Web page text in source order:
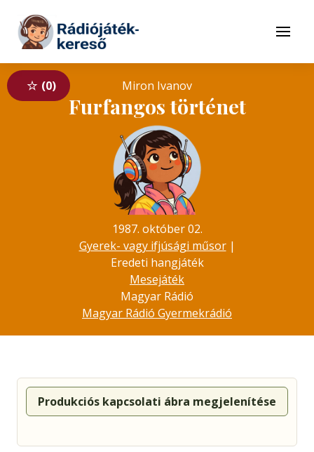
Tovább a tartalomhoz
Menü
0 Miron Ivanov
Furfangos történet
1987. október 02.
Gyerek- vagy ifjúsági műsor|
Eredeti hangjáték
Mesejáték
Magyar Rádió
Magyar Rádió Gyermekrádió
Produkciós kapcsolati ábra megjelenítése